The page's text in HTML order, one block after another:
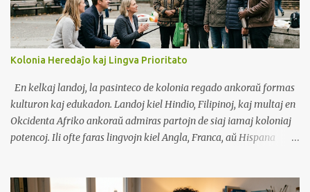
Kolonia Heredaĵo kaj Lingva Prioritato
En kelkaj landoj, la pasinteco de kolonia regado ankoraŭ formas
kulturon kaj edukadon. Landoj kiel Hindio, Filipinoj, kaj multaj en
Okcidenta Afriko ankoraŭ admiras partojn de siaj iamaj koloniaj
potencoj. Ili ofte faras lingvojn kiel Angla, Franca, aŭ Hispana
Afriko, la franca ankoraŭ estas la lingvo de registaro kaj lernejoj,